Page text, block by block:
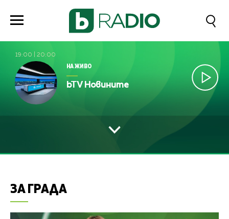
19:00 20:00
НА ЖИВО
bTV Новините
ЗА ГРАДА